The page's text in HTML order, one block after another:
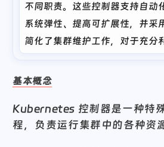
不同职责。这些控制器支持自动
系统弹性、提高可扩展性，并采
简化了集群维护工作，对于充分
Kubernetes 控制器是一种特